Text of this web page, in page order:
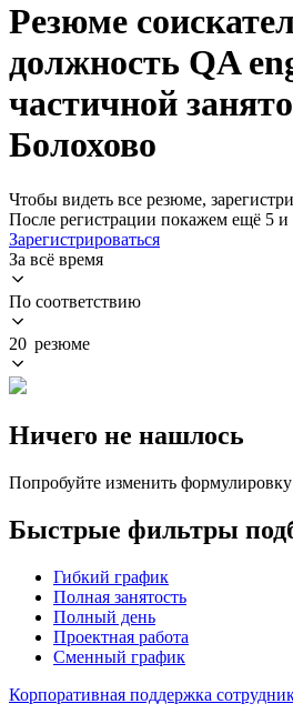
Резюме
должность QA
частичной
Болохово
Чтобы видеть все резюме,
После регистрации покажем ещё 5 и
Зарегистрироваться
За всё время
По соответствию
20 резюме
Ничего не нашлось
Попробуйте изменить
Быстрые фильтры
Гибкий график
Полная занятость
Полный день
Проектная работа
Сменный график
Корпоративная поддержка